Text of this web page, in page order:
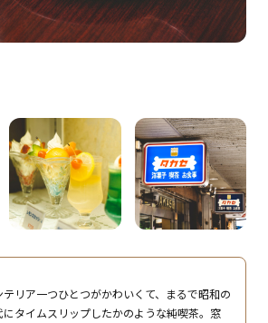
テリア一つひとつがかわいくて、まるで昭和の
にタイムスリップしたかのような純喫茶。窓